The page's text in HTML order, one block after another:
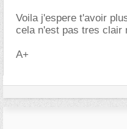
Voila j'espere t'avoir
cela n'est pas tres clair
A+